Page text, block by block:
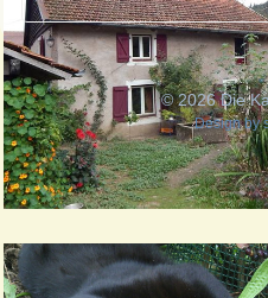
© 2026 Die
Design by